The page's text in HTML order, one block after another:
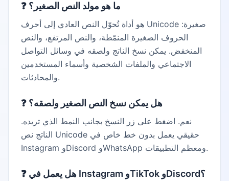
❓ ما هو مولد النص الصغير؟
هو أداة تُحوّل النص العادي إلى أحرف Unicode صغيرة:
الحروف الصغيرة المنمّطة، والنص المرتفع، والنص
المنخفض. يمكن نسخ الناتج ولصقه في وسائل التواصل
الاجتماعي والملفات الشخصية وأسماء المستخدمين
والمحادثات.
❓ هل يمكن نسخ النص الصغير ولصقه؟
نعم. اضغط على زر النسخ بجانب النمط الذي تريده.
الناتج نص Unicode حقيقي يعمل بدون خط خاص في
Instagram وDiscord وWhatsApp ومعظم التطبيقات.
❓ هل يعمل في Instagram وTikTok وDiscord؟